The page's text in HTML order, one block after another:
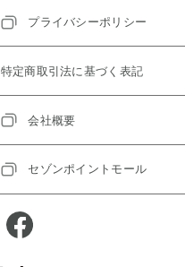
プライバシーポリシー
特定商取引法に基づく表記
会社概要
セゾンポイントモール